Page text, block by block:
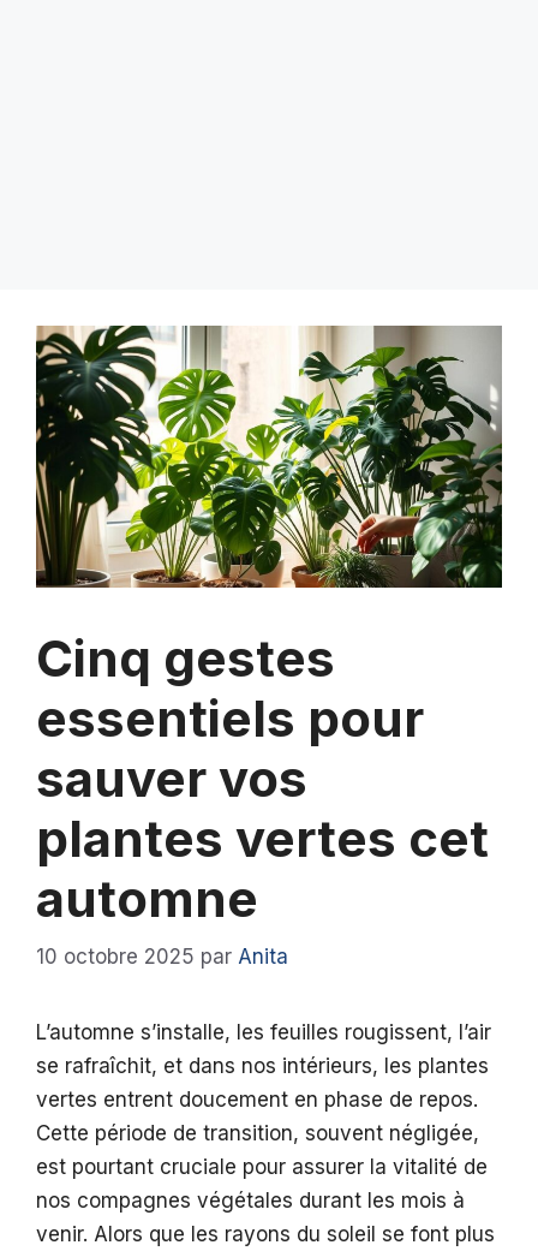
Cinq gestes
essentiels pour
sauver vos
plantes vertes cet
automne
10 octobre 2025 par Anita
L’automne s’installe, les feuilles rougissent, l’air
se rafraîchit, et dans nos intérieurs, les plantes
vertes entrent doucement en phase de repos.
Cette période de transition, souvent négligée,
est pourtant cruciale pour assurer la vitalité de
nos compagnes végétales durant les mois à
venir. Alors que les rayons du soleil se font plus